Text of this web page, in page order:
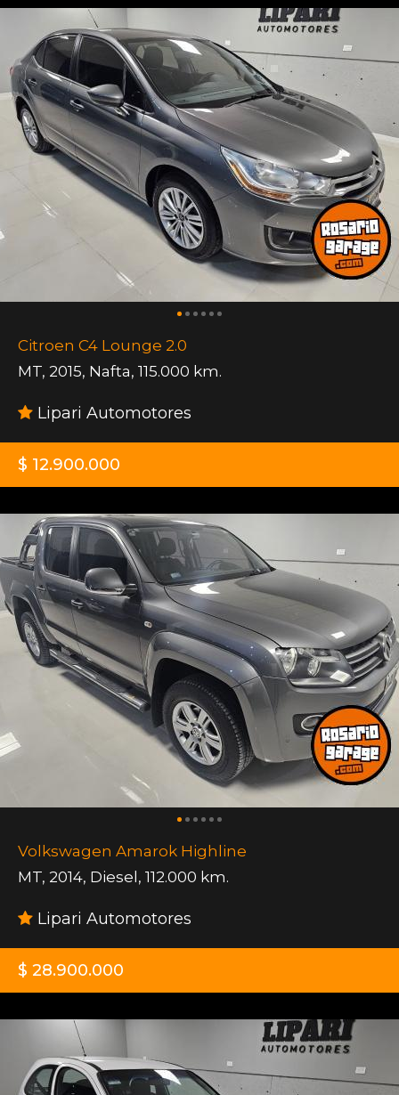
Citroen C4 Lounge 2.0
MT, 2015, Nafta, 115.000 km.
Lipari Automotores
$ 12.900.000
Volkswagen Amarok Highline
MT, 2014, Diesel, 112.000 km.
Lipari Automotores
$ 28.900.000